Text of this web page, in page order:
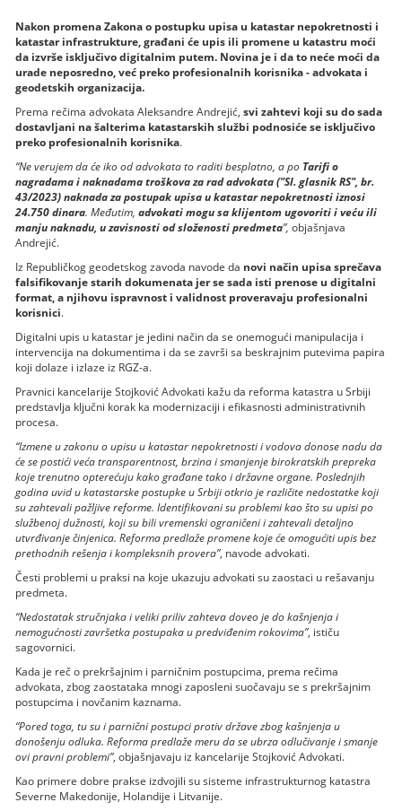
Nakon promena Zakona o postupku upisa u katastar nepokretnosti i
katastar infrastrukture, građani će upis ili promene u katastru moći
da izvrše isključivo digitalnim putem. Novina je i da to neće moći da
urade neposredno, već preko profesionalnih korisnika - advokata i
geodetskih organizacija.
Prema rečima advokata Aleksandre Andrejić,svi zahtevi koji su do sada
dostavljani na šalterima katastarskih službi podnosiće se isključivo
preko profesionalnih korisnika.
“Ne verujem da će iko od advokata to raditi besplatno, a po Tarifi o
nagradama i naknadama troškova za rad advokata ("Sl. glasnik RS", br.
43/2023)naknada za postupak upisa u katastar nepokretnosti iznosi
24.750 dinara. Međutim,advokati mogu sa klijentom ugovoriti i veću ili
manju naknadu, u zavisnosti od složenosti predmeta”, objašnjava
Andrejić.
Iz Republičkog geodetskog zavoda navode da novi način upisa sprečava
falsifikovanje starih dokumenata jer se sada isti prenose u digitalni
format, a njihovu ispravnost i validnost proveravaju profesionalni
korisnici.
Digitalni upis u katastar je jedini način da se onemogući manipulacija i
intervencija na dokumentima i da se završi sa beskrajnim putevima papira
koji dolaze i izlaze iz RGZ-a.
Pravnici kancelarije Stojković Advokati kažu da reforma katastra u Srbiji
predstavlja ključni korak ka modernizaciji i efikasnosti administrativnih
procesa.
“Izmene u zakonu o upisu u katastar nepokretnosti i vodova donose nadu da
će se postići veća transparentnost, brzina i smanjenje birokratskih prepreka
koje trenutno opterećuju kako građane tako i državne organe. Poslednjih
godina uvid u katastarske postupke u Srbiji otkrio je različite nedostatke koji
su zahtevali pažljive reforme. Identifikovani su problemi kao što su upisi po
službenoj dužnosti, koji su bili vremenski ograničeni i zahtevali detaljno
utvrđivanje činjenica. Reforma predlaže promene koje će omogućiti upis bez
prethodnih rešenja i kompleksnih provera”, navode advokati.
Česti problemi u praksi na koje ukazuju advokati su zaostaci u rešavanju
predmeta.
“Nedostatak stručnjaka i veliki priliv zahteva doveo je do kašnjenja i
nemogućnosti završetka postupaka u predviđenim rokovima”, ističu
sagovornici.
Kada je reč o prekršajnim i parničnim postupcima, prema rečima
advokata, zbog zaostataka mnogi zaposleni suočavaju se s prekršajnim
postupcima i novčanim kaznama.
“Pored toga, tu su i parnični postupci protiv države zbog kašnjenja u
donošenju odluka. Reforma predlaže meru da se ubrza odlučivanje i smanje
ovi pravni problemi”, objašnjavaju iz kancelarije Stojković Advokati.
Kao primere dobre prakse izdvojili su sisteme infrastrukturnog katastra
Severne Makedonije, Holandije i Litvanije.